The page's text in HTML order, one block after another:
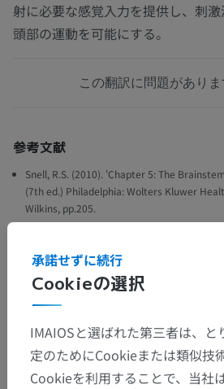
射に必要な感覚入力を提供し、刺
頭部の運動を可能にする。
この翻訳に問題がありま
参考文献
Snell, R.S. (2010). ‘Chapter 5: The
(7th ed.) Philadelphia: Wolters Kluwer
Wilkins, pp.205.
descending tracts’, in Clinical
解剖学的階層
Cookieの選択
承諾せずに続行
IMAIOSと選ばれた第三者は、と
定のためにCookieまたは類似技
Cookieを利用することで、当社